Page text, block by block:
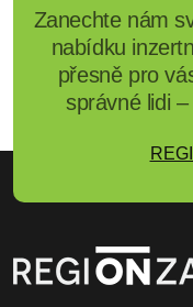
Zanechte nám
nabídku
přesně pro
správné lidi